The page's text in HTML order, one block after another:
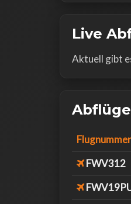
Live
Aktuell gibt
Flugnummer
FWV312